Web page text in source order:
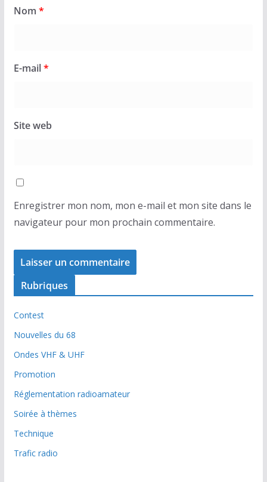
Nom *
E-mail*
Site web
Enregistrer mon nom, mon e-mail et mon site dans le
navigateur pour mon prochain commentaire.
Rubriques
Contest
Nouvelles du 68
Ondes VHF & UHF
Promotion
Réglementation radioamateur
Soirée à thèmes
Technique
Trafic radio